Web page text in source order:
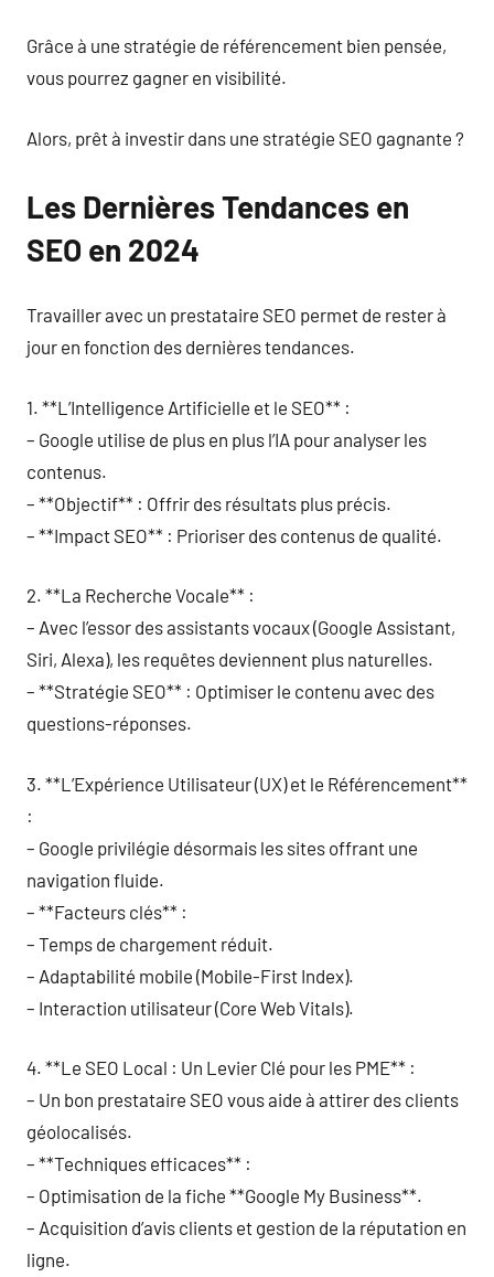
Grâce à une stratégie de référencement bien pensée,
vous pourrez gagner en visibilité.
Alors, prêt à investir dans une stratégie SEO gagnante ?
Les Dernières Tendances en
SEO en 2024
Travailler avec un prestataire SEO permet de rester à
jour en fonction des dernières tendances.
1. **L’Intelligence Artificielle et le SEO** :
– Google utilise de plus en plus l’IA pour analyser les
contenus.
– **Objectif** : Offrir des résultats plus précis.
– **Impact SEO** : Prioriser des contenus de qualité.
2. **La Recherche Vocale** :
– Avec l’essor des assistants vocaux (Google Assistant,
Siri, Alexa), les requêtes deviennent plus naturelles.
– **Stratégie SEO** : Optimiser le contenu avec des
questions-réponses.
3. **L’Expérience Utilisateur (UX) et le Référencement**
:
– Google privilégie désormais les sites offrant une
navigation fluide.
– **Facteurs clés** :
– Temps de chargement réduit.
– Adaptabilité mobile (Mobile-First Index).
– Interaction utilisateur (Core Web Vitals).
4. **Le SEO Local : Un Levier Clé pour les PME** :
– Un bon prestataire SEO vous aide à attirer des clients
géolocalisés.
– **Techniques efficaces** :
– Optimisation de la fiche **Google My Business**.
– Acquisition d’avis clients et gestion de la réputation en
ligne.